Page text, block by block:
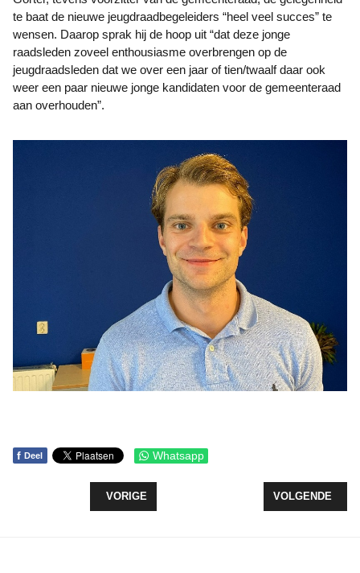
te baat de nieuwe jeugdraadbegeleiders “heel veel succes” te
wensen. Daarop sprak hij de hoop uit “dat deze jonge
raadsleden zoveel enthousiasme overbrengen op de
jeugdraadsleden dat we over een jaar of tien/twaalf daar ook
weer een paar nieuwe jonge kandidaten voor de gemeenteraad
aan overhouden”.
f Deel Whatsapp
VORIG ARTIKEL: PARTIJEN VERENIGEN ZICH IN
VORIGE VOLGENDE
VOLGENDE